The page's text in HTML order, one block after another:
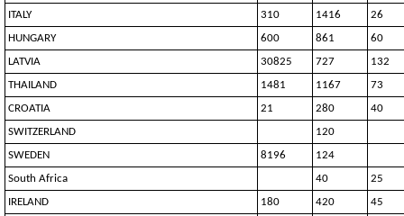
ITALY
310 1416
26
HUNGARY
600 861
60
LATVIA
30825 727
132
THAILAND
1481 1167
73
CROATIA
21 280
40
SWITZERLAND
120
SWEDEN
8196
124
South Africa
40
25
IRELAND
180 420
45